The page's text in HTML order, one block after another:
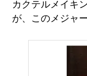
カクテルメイキ
が、このメジャ